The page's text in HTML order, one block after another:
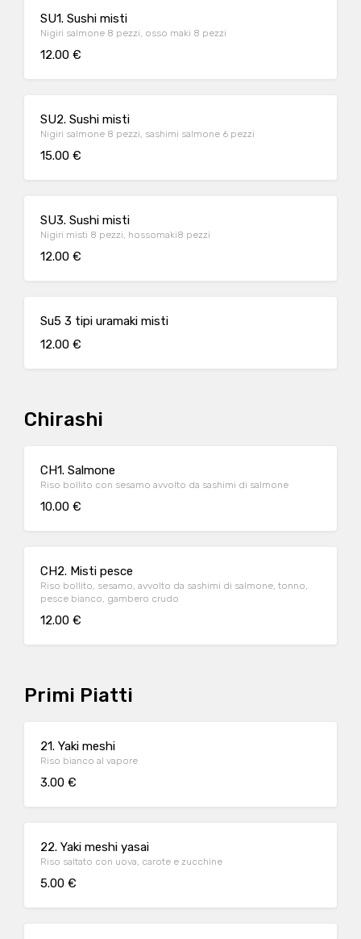
SU1. Sushi misti
Nigiri salmone 8 pezzi, osso maki 8 pezzi
12.00 €
SU2. Sushi misti
Nigiri salmone 8 pezzi, sashimi salmone 6 pezzi
15.00 €
SU3. Sushi misti
Nigiri misti 8 pezzi, hossomaki8 pezzi
12.00 €
Su5 3 tipi uramaki misti
12.00 €
Chirashi
CH1. Salmone
Riso bollito con sesamo avvolto da sashimi di salmone
10.00 €
CH2. Misti pesce
Riso bollito, sesamo, avvolto da sashimi di salmone, tonno,
pesce bianco, gambero crudo
12.00 €
Primi Piatti
21. Yaki meshi
Riso bianco al vapore
3.00 €
22. Yaki meshi yasai
Riso saltato con uova, carote e zucchine
5.00 €